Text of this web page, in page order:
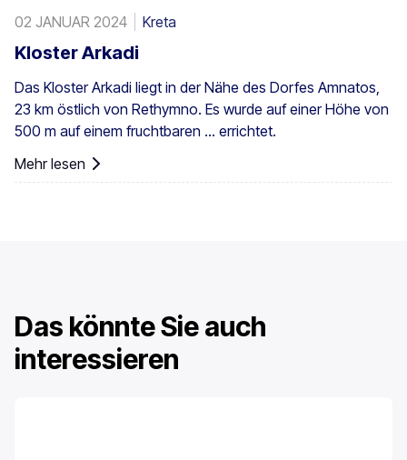
02 JANUAR 2024 Kreta
Kloster Arkadi
Das Kloster Arkadi liegt in der Nähe des Dorfes Amnatos,
23 km östlich von Rethymno. Es wurde auf einer Höhe von
500 m auf einem fruchtbaren ... errichtet.
Mehr lesen
Das könnte Sie auch
interessieren